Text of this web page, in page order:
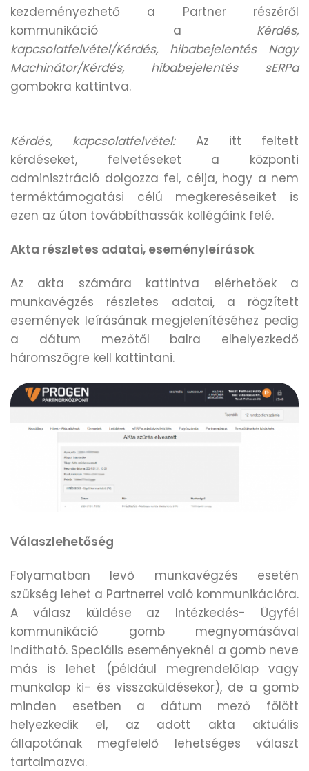
kezdeményezhető a Partner részéről
kommunikáció a Kérdés,
kapcsolatfelvétel/Kérdés, hibabejelentés Nagy
Machinátor/Kérdés, hibabejelentés sERPa
gombokra kattintva.
Kérdés, kapcsolatfelvétel:Az itt feltett
kérdéseket, felvetéseket a központi
adminisztráció dolgozza fel, célja, hogy a nem
terméktámogatási célú megkereséseiket is
ezen az úton továbbíthassák kollégáink felé.
Akta részletes adatai, eseményleírások
Az akta számára kattintva elérhetőek a
munkavégzés részletes adatai, a rögzített
események leírásának megjelenítéséhez pedig
a dátum mezőtől balra elhelyezkedő
háromszögre kell kattintani.
Válaszlehetőség
Folyamatban levő munkavégzés esetén
szükség lehet a Partnerrel való kommunikációra.
A válasz küldése az Intézkedés- Ügyfél
kommunikáció gomb megnyomásával
indítható. Speciális eseményeknél a gomb neve
más is lehet (például megrendelőlap vagy
munkalap ki- és visszaküldésekor), de a gomb
minden esetben a dátum mező fölött
helyezkedik el, az adott akta aktuális
állapotának megfelelő lehetséges választ
tartalmazva.